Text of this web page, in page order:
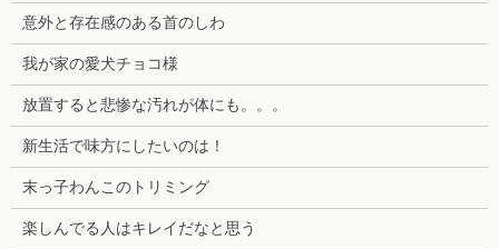
意外と存在感のある首のしわ
我が家の愛犬チョコ様
放置すると悲惨な汚れが体にも。。。
新生活で味方にしたいのは！
末っ子わんこのトリミング
楽しんでる人はキレイだなと思う